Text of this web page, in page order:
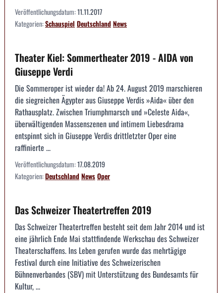
Veröffentlichungsdatum:11.11.2017
Kategorien:Schauspiel DeutschlandNews
Theater Kiel: Sommertheater 2019 - AIDA von
Giuseppe Verdi
Die Sommeroper ist wieder da! Ab 24. August 2019 marschieren
die siegreichen Ägypter aus Giuseppe Verdis »Aida« über den
Rathausplatz. Zwischen Triumphmarsch und »Celeste Aida«,
überwältigenden Massenszenen und intimem Liebesdrama
entspinnt sich in Giuseppe Verdis drittletzter Oper eine
raffinierte ...
Veröffentlichungsdatum:17.08.2019
Kategorien:DeutschlandNewsOper
Das Schweizer Theatertreffen 2019
Das Schweizer Theatertreffen besteht seit dem Jahr 2014 und ist
eine jährlich Ende Mai stattfindende Werkschau des Schweizer
Theaterschaffens. Ins Leben gerufen wurde das mehrtägige
Festival durch eine Initiative des Schweizerischen
Bühnenverbandes (SBV) mit Unterstützung des Bundesamts für
Kultur, ...